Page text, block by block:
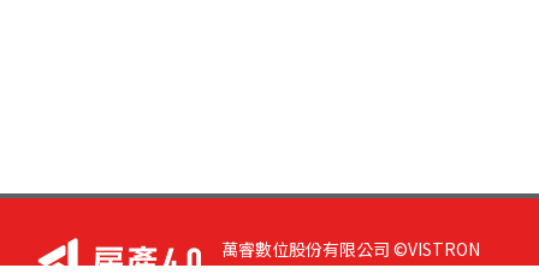
萬睿數位股份有限公司 ©VISTRON
DIGITAL All Right Reserved. 若您有任